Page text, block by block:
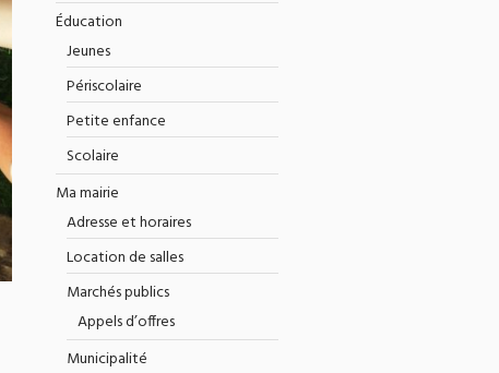
Éducation
Jeunes
Périscolaire
Petite enfance
Scolaire
Ma mairie
Adresse et horaires
Location de salles
Marchés publics
Appels d’offres
Municipalité